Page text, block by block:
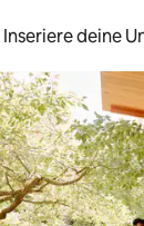
Inseriere deine